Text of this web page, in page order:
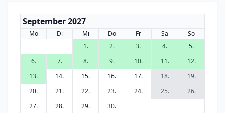
September 2027
Mo Di Mi Do Fr Sa
So
1.
2. 3. 4.
5.
6.
7. 8. 9. 10. 11.
12.
13.
14. 15. 16. 17. 18.
19.
20.
21. 22. 23. 24. 25.
26.
27.
28. 29. 30.